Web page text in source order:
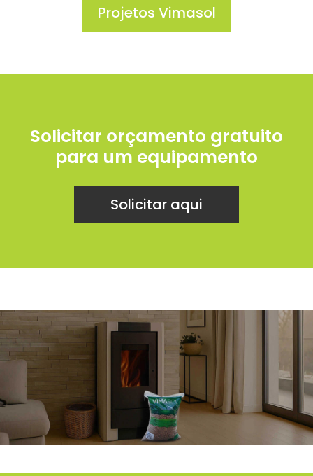
Projetos Vimasol
Solicitar orçamento gratuito
para um equipamento
Solicitar aqui